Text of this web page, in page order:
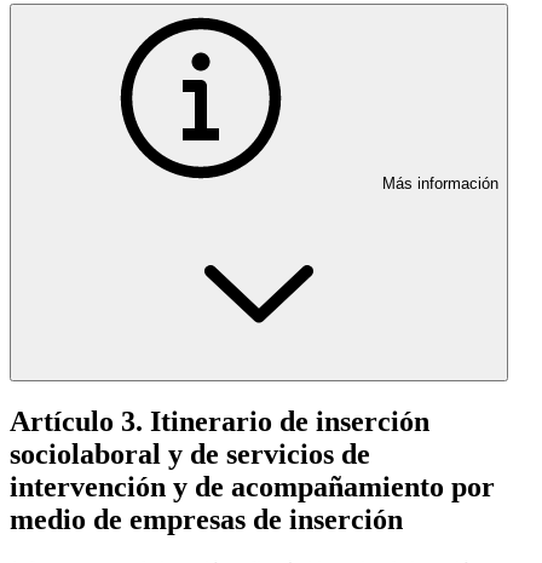
Más información
Artículo 3. Itinerario de inserción
sociolaboral y de servicios de
intervención y de acompañamiento por
medio de empresas de inserción